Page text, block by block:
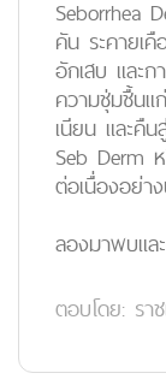
Seborrhea
คัน ระคายเ
อักเสบ และ
ความชุ่มชื้นแ
เนียน และคื
Seb Derm
ต่อเนื่องอย่า
ลองมาพบแ
ตอบโดย: รา